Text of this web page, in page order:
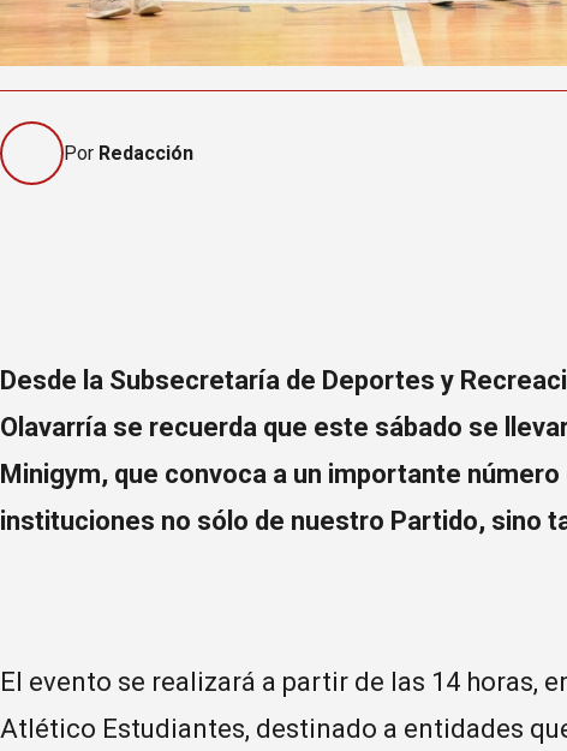
Por Redacción
Desde la Subsecretaría de Deportes y
Olavarría se recuerda que este sábado se
Minigym, que convoca a un importante
instituciones no sólo de nuestro Partido, sino
El evento se realizará a partir de las 14 horas,
Atlético Estudiantes, destinado a entidades